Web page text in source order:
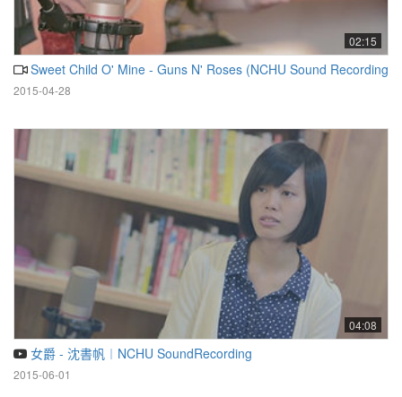
02:15
Sweet Child O' Mine - Guns N' Roses (NCHU Sound Recording
2015-04-28
04:08
女爵 - 沈書帆︱NCHU SoundRecording
2015-06-01